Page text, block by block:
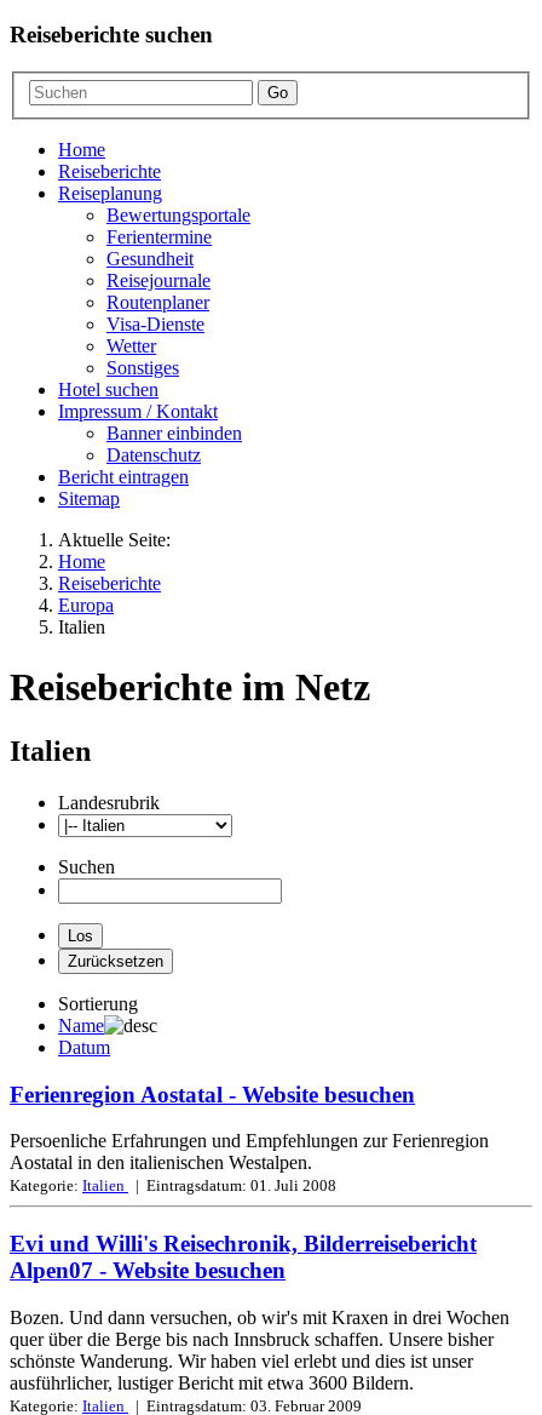
Reiseberichte suchen
Go
Home
Reiseberichte
Reiseplanung
Bewertungsportale
Ferientermine
Gesundheit
Reisejournale
Routenplaner
Visa-Dienste
Wetter
Sonstiges
Hotel suchen
Impressum / Kontakt
Banner einbinden
Datenschutz
Bericht eintragen
Sitemap
Aktuelle Seite:
Home
Reiseberichte
Europa
Italien
Reiseberichte im Netz
Italien
Landesrubrik
Suchen
Sortierung
Name
Datum
Ferienregion Aostatal - Website besuchen
Persoenliche Erfahrungen und Empfehlungen zur Ferienregion
Aostatal in den italienischen Westalpen.
Kategorie: Italien | Eintragsdatum: 01. Juli 2008
Evi und Willi's Reisechronik, Bilderreisebericht
Alpen07 - Website besuchen
Bozen. Und dann versuchen, ob wir's mit Kraxen in drei Wochen
quer über die Berge bis nach Innsbruck schaffen. Unsere bisher
schönste Wanderung. Wir haben viel erlebt und dies ist unser
ausführlicher, lustiger Bericht mit etwa 3600 Bildern.
Kategorie: Italien | Eintragsdatum: 03. Februar 2009